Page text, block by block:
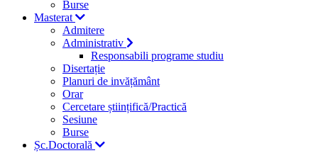
Burse
Masterat
Admitere
Administrativ
Responsabili programe studiu
Disertație
Planuri de invățământ
Orar
Cercetare științifică/Practică
Sesiune
Burse
Șc.Doctorală